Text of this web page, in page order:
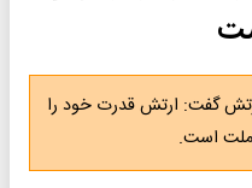
گفت: ارتش قدرت خود را
ملت است.